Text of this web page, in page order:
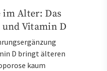
Alter: Das
Vitamin D
D bringt älteren
kaum